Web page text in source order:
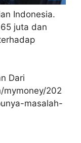
Indonesia.
juta dan
Dari
202
masalah-